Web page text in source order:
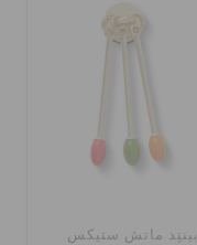
بينتِد ماتش ستيكس